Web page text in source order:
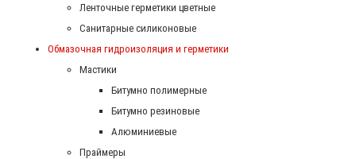
Ленточные герметики цветные
Санитарные силиконовые
Обмазочная гидроизоляция и герметики
Мастики
Битумно полимерные
Битумно резиновые
Алюминиевые
Праймеры